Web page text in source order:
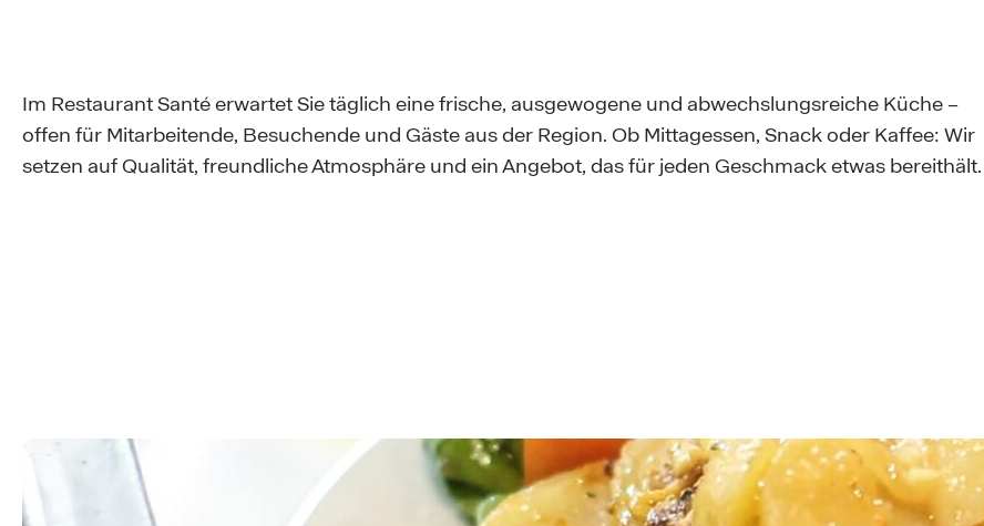
Im Restaurant Santé erwartet Sie täglich eine frische, ausgewogene und abwechslungsreiche Küche –
offen für Mitarbeitende, Besuchende und Gäste aus der Region. Ob Mittagessen, Snack oder Kaffee: Wir
setzen auf Qualität, freundliche Atmosphäre und ein Angebot, das für jeden Geschmack etwas bereithält.